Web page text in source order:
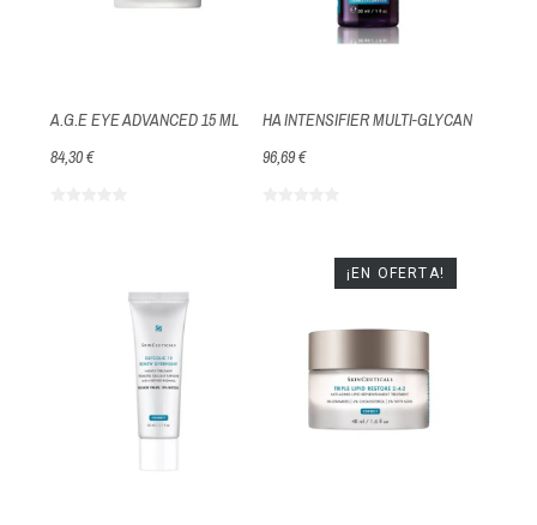
A.G.E EYE ADVANCED 15 ML
84,30 €
HA INTENSIFIER MULTI-GLYCAN
96,69 €
¡EN OFERTA!